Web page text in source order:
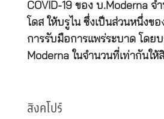
COVID-19 ของ บ.Moderna จ
โดส ให้บรูไน ซึ่งเป็นส่วนหนึ่งข
การรับมือการแพร่ระบาด โดย
Moderna ในจำนวนที่เท่ากันให้
สิงคโปร์